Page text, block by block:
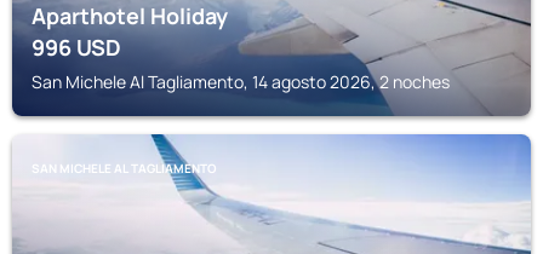
Aparthotel Holiday
996USD
San Michele Al Tagliamento, 14 agosto 2026, 2 noches
SAN MICHELE AL TAGLIAMENTO